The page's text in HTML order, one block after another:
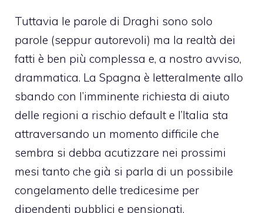
Tuttavia le parole di Draghi sono solo
parole (seppur autorevoli) ma la realtà dei
fatti è ben più complessa e, a nostro avviso,
drammatica. La Spagna è letteralmente allo
sbando con l’imminente richiesta di aiuto
delle regioni a rischio default e l’Italia sta
attraversando un momento difficile che
sembra si debba acutizzare nei prossimi
mesi tanto che già si parla di un possibile
congelamento delle tredicesime per
dipendenti pubblici e pensionati.